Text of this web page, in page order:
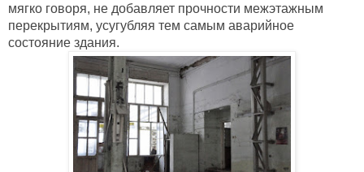
мягко говоря, не добавляет прочности межэтажным
перекрытиям, усугубляя тем самым аварийное
состояние здания.